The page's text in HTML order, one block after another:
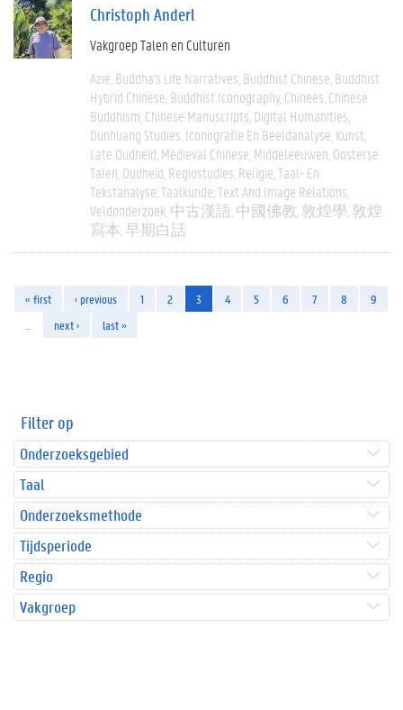
Christoph Anderl
Vakgroep Talen en Culturen
Azië Buddha's Life Narratives Buddhist Chinese Buddhist
Hybrid Chinese Buddhist Iconography Chinees Chinese
Buddhism Chinese Manuscripts Digital Humanities
Dunhuang Studies Iconografie En Beeldanalyse Kunst
Late Oudheid Medieval Chinese Middeleeuwen Oosterse
Talen Oudheid Regiostudies Religie Taal- En
Tekstanalyse Taalkunde Text And Image Relations
Veldonderzoek 中古漢語 中國佛教 敦煌學 敦煌
寫本 早期白話
« first ‹ previous 1 2 3 4 5 6 7 8
9
next › last »
Filter op
Onderzoeksgebied
Taal
Onderzoeksmethode
Tijdsperiode
Regio
Vakgroep